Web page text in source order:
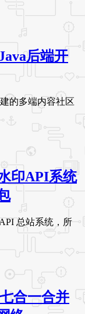
后端开
的多端内容社区
印API系统
总站系统，所
合一合并